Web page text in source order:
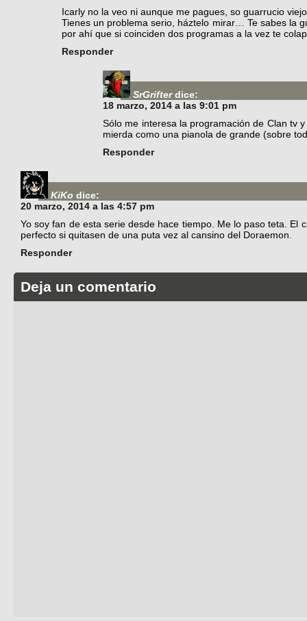
Icarly no la veo ni aunque me pagues, so guarrucio
Tienes un problema serio, háztelo mirar… Te sabes la
por ahí que si coinciden dos programas a la vez te
Responder
SrGrifter dice:
18 marzo, 2014 a las 9:01 pm
Sólo me interesa la programación de Clan tv
mierda como una pianola de grande (sobre
Responder
KiKo dice:
20 marzo, 2014 a las 4:57 pm
Yo soy fan de esta serie desde hace tiempo. Me lo paso teta.
perfecto si quitasen de una puta vez al cansino del Doraemon.
Responder
Deja un comentario